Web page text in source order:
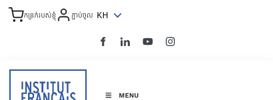
កន្រក់របស់ខ្ញុំ ភ្ជាប់ចូល KH
MENU